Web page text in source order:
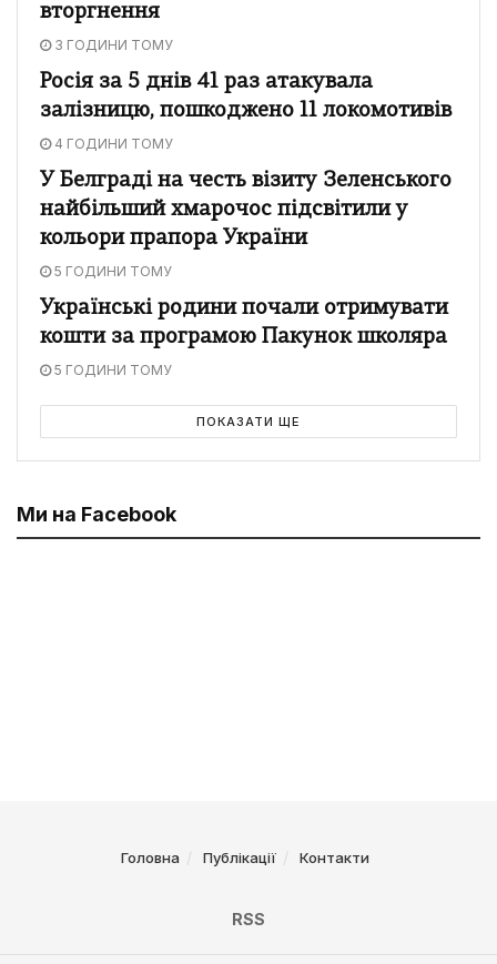
вторгнення
3 ГОДИНИ ТОМУ
Росія за 5 днів 41 раз атакувала
залізницю, пошкоджено 11 локомотивів
4 ГОДИНИ ТОМУ
У Белграді на честь візиту Зеленського
найбільший хмарочос підсвітили у
кольори прапора України
5 ГОДИНИ ТОМУ
Українські родини почали отримувати
кошти за програмою Пакунок школяра
5 ГОДИНИ ТОМУ
ПОКАЗАТИ ЩЕ
Ми на Facebook
Головна Публікації Контакти
RSS